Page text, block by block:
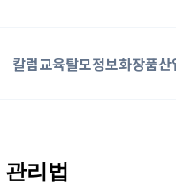
칼럼교육탈모정보화장품산
리법